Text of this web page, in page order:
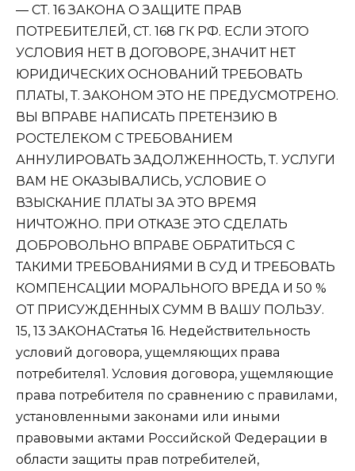
— СТ. 16 ЗАКОНА О ЗАЩИТЕ ПРАВ
ПОТРЕБИТЕЛЕЙ, СТ. 168 ГК РФ. ЕСЛИ ЭТОГО
УСЛОВИЯ НЕТ В ДОГОВОРЕ, ЗНАЧИТ НЕТ
ЮРИДИЧЕСКИХ ОСНОВАНИЙ ТРЕБОВАТЬ
ПЛАТЫ, Т. ЗАКОНОМ ЭТО НЕ ПРЕДУСМОТРЕНО.
ВЫ ВПРАВЕ НАПИСАТЬ ПРЕТЕНЗИЮ В
РОСТЕЛЕКОМ С ТРЕБОВАНИЕМ
АННУЛИРОВАТЬ ЗАДОЛЖЕННОСТЬ, Т. УСЛУГИ
ВАМ НЕ ОКАЗЫВАЛИСЬ, УСЛОВИЕ О
ВЗЫСКАНИЕ ПЛАТЫ ЗА ЭТО ВРЕМЯ
НИЧТОЖНО. ПРИ ОТКАЗЕ ЭТО СДЕЛАТЬ
ДОБРОВОЛЬНО ВПРАВЕ ОБРАТИТЬСЯ С
ТАКИМИ ТРЕБОВАНИЯМИ В СУД И ТРЕБОВАТЬ
КОМПЕНСАЦИИ МОРАЛЬНОГО ВРЕДА И 50 %
ОТ ПРИСУЖДЕННЫХ СУММ В ВАШУ ПОЛЬЗУ.
15, 13 ЗАКОНАСтатья 16. Недействительность
условий договора, ущемляющих права
потребителя1. Условия договора, ущемляющие
права потребителя по сравнению с правилами,
установленными законами или иными
правовыми актами Российской Федерации в
области защиты прав потребителей,